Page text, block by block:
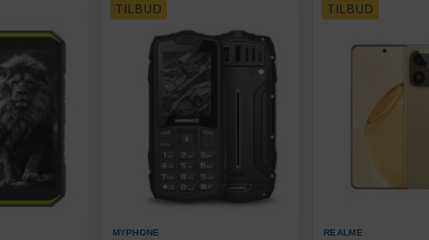
TILBUD
MYPHONE
TILBUD
REALME